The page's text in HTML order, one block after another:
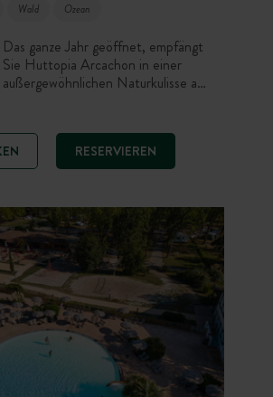
Wald Ozean
Das ganze Jahr geöffnet, empfängt
Sie Huttopia Arcachon in einer
außergewöhnlichen Naturkulisse am
aufeinandertreffen. Nur wenige
Schritte vom Stadtzentrum und
gerade einmal 10 km von der Dune
Campingplatz am Bassin d’Arcachon
der ideale Ausgangspunkt, um die
Lagune, ihre feinen Sandstrände und
die Austernhütten zu erkunden.
RESERVIEREN